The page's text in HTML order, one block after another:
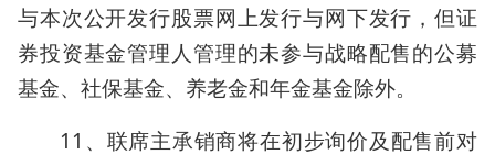
与本次公开发行股票网上发行与网下发行，但证
券投资基金管理人管理的未参与战略配售的公募
基金、社保基金、养老金和年金基金除外。
11、联席主承销商将在初步询价及配售前对